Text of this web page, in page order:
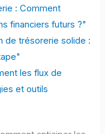
: Comment
financiers futurs ?"
de trésorerie solide :
les flux de
et outils